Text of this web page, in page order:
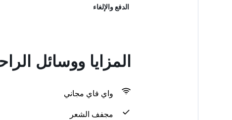
الدفع والإلغاء
المزايا ووسائل
واي فاي مجاني
مجفف الشعر